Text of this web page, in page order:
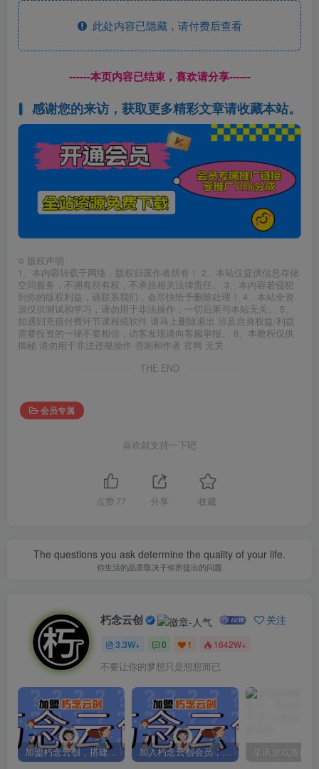
此处内容已隐藏，请付费后查看
------本页内容已结束，喜欢请分享------
感谢您的来访，获取更多精彩文章请收藏本站。
© 版权声明
1、本内容转载于网络，版权归原作者所有！ 2、本站仅提供信息存储
空间服务，不拥有所有权，不承担相关法律责任。 3、本内容若侵犯
到你的版权利益，请联系我们，会尽快给予删除处理！ 4、本站全资
源仅供测试和学习，请勿用于非法操作，一切后果与本站无关。 5、
如遇到充值付费环节课程或软件 请马上删除退出 涉及自身权益/利益
需要投资的一律不要相信，访客发现请向客服举报。 6、本教程仅供
揭秘 请勿用于非法违规操作 否则和作者 官网 无关
THE END
会员专属
喜欢就支持一下吧
点赞 77 分享 收藏
The questions you ask determine the quality of your life.
你生活的品质取决于你所提出的问题
朽念云创 关注
3.3W+ 0 1 1642W+
不要让你的梦想只是想想而已
加盟朽念云创，搭建同款项目资源站，实现日入2000+ 加入朽念云创会员，全站资源免费学习。